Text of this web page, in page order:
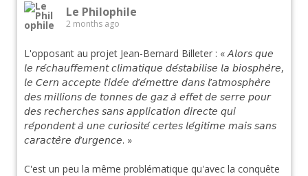
Le Philophile
2 months ago
L'opposant au projet Jean-Bernard Billeter : « 𝘈𝘭𝘰𝘳𝘴 𝘲𝘶𝘦
𝘭𝘦 𝘳𝘦́𝘤𝘩𝘢𝘶𝘧𝘧𝘦𝘮𝘦𝘯𝘵 𝘤𝘭𝘪𝘮𝘢𝘵𝘪𝘲𝘶𝘦 𝘥𝘦́𝘴𝘵𝘢𝘣𝘪𝘭𝘪𝘴𝘦 𝘭𝘢 𝘣𝘪𝘰𝘴𝘱𝘩𝘦̀𝘳𝘦,
𝘭𝘦 𝘊𝘦𝘳𝘯 𝘢𝘤𝘤𝘦𝘱𝘵𝘦 𝘭’𝘪𝘥𝘦́𝘦 𝘥’𝘦́𝘮𝘦𝘵𝘵𝘳𝘦 𝘥𝘢𝘯𝘴 𝘭’𝘢𝘵𝘮𝘰𝘴𝘱𝘩𝘦̀𝘳𝘦
𝘥𝘦𝘴 𝘮𝘪𝘭𝘭𝘪𝘰𝘯𝘴 𝘥𝘦 𝘵𝘰𝘯𝘯𝘦𝘴 𝘥𝘦 𝘨𝘢𝘻 𝘢̀ 𝘦𝘧𝘧𝘦𝘵 𝘥𝘦 𝘴𝘦𝘳𝘳𝘦 𝘱𝘰𝘶𝘳
𝘥𝘦𝘴 𝘳𝘦𝘤𝘩𝘦𝘳𝘤𝘩𝘦𝘴 𝘴𝘢𝘯𝘴 𝘢𝘱𝘱𝘭𝘪𝘤𝘢𝘵𝘪𝘰𝘯 𝘥𝘪𝘳𝘦𝘤𝘵𝘦 𝘲𝘶𝘪
𝘳𝘦́𝘱𝘰𝘯𝘥𝘦𝘯𝘵 𝘢̀ 𝘶𝘯𝘦 𝘤𝘶𝘳𝘪𝘰𝘴𝘪𝘵𝘦́ 𝘤𝘦𝘳𝘵𝘦𝘴 𝘭𝘦́𝘨𝘪𝘵𝘪𝘮𝘦 𝘮𝘢𝘪𝘴 𝘴𝘢𝘯𝘴
𝘤𝘢𝘳𝘢𝘤𝘵𝘦̀𝘳𝘦 𝘥’𝘶𝘳𝘨𝘦𝘯𝘤𝘦. »
C'est un peu la même problématique qu'avec la conquête